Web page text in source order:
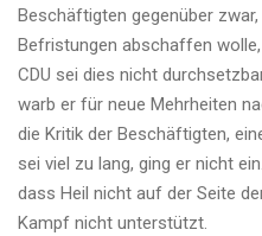
Beschäftigten gegenüber
Befristungen abschaffen
CDU sei dies nicht
warb er für neue Mehrheiten
die Kritik der Beschäftigten,
sei viel zu lang, ging er nicht
dass Heil nicht auf der Seite
Kampf nicht unterstützt.